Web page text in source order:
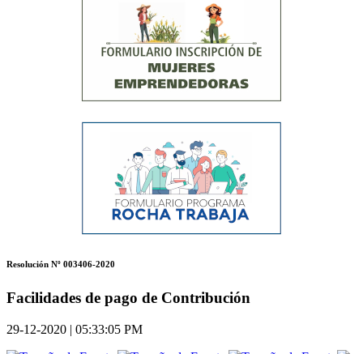
Resolución Nº 003406-2020
Facilidades de pago de Contribución
29-12-2020 | 05:33:05 PM